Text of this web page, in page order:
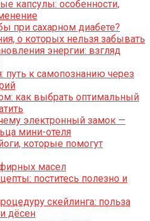
капсулы: особенности,
при сахарном диабете?
о которых нельзя забывать
энергии: взгляд
путь к самопознанию через
как выбрать оптимальный
электронный замок —
мини-отеля
которые помогут
масел
поститесь полезно и
скейлинга: польза
дёсен